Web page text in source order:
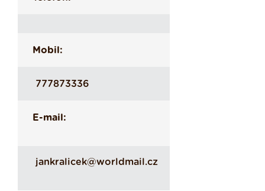
Mobil:
777873336
E-mail:
jankralicek@worldmail.cz